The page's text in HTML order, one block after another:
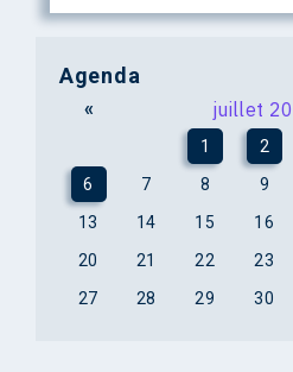
Agenda
« juillet
1 2
6
7 8 9
13
14 15 16
20
21 22 23
27
28 29 30